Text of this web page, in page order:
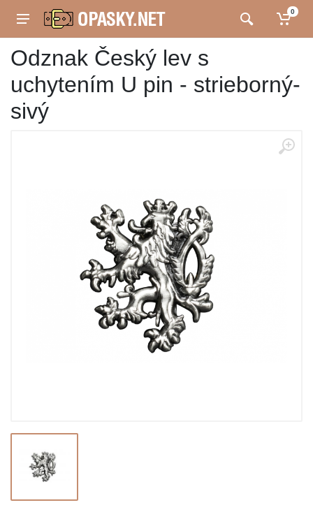
0
Odznak Český lev s
uchytením U pin - strieborný-
sivý